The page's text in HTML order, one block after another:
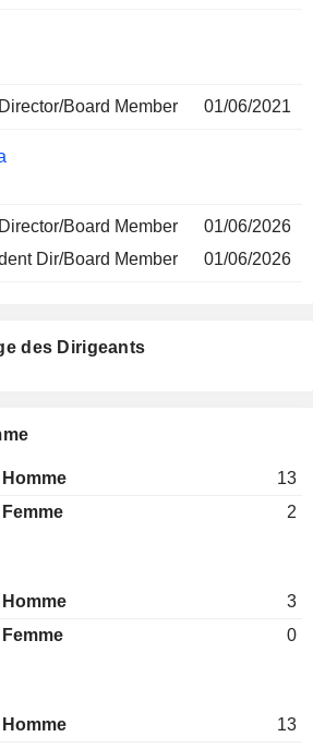
Director/Board Member 01/06/2021
Director/Board Member
01/06/2026
Dir/Board Member
01/06/2026
des Dirigeants
Homme
13
Femme
2
Homme
3
Femme
0
Homme 13